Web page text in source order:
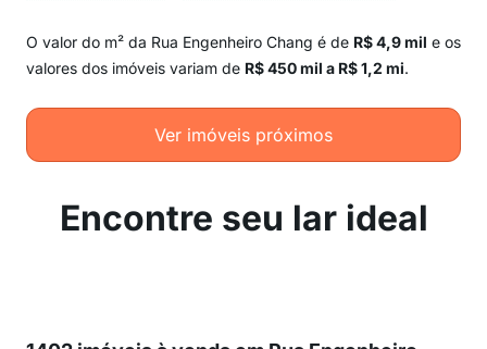
O valor do m² da Rua Engenheiro Chang é de R$ 4,9 mil e os
valores dos imóveis variam de R$ 450 mil a R$ 1,2 mi.
Ver imóveis próximos
Encontre seu lar ideal